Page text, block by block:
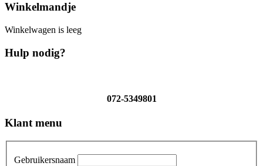
Winkelmandje
Winkelwagen is leeg
Hulp nodig?
072-5349801
Klant menu
Gebruikersnaam